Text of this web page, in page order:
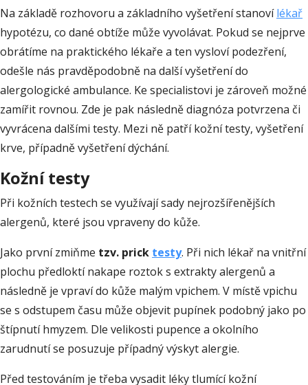
Na základě rozhovoru a základního vyšetření stanovílékař
hypotézu, co dané obtíže může vyvolávat. Pokud se nejprve
obrátíme na praktického lékaře a ten vysloví podezření,
odešle nás pravděpodobně na další vyšetření do
alergologické ambulance. Ke specialistovi je zároveň možné
zamířit rovnou. Zde je pak následně diagnóza potvrzena či
vyvrácena dalšími testy. Mezi ně patří kožní testy, vyšetření
krve, případně vyšetření dýchání.
Kožní testy
Při kožních testech se využívají sady nejrozšířenějších
alergenů, které jsou vpraveny do kůže.
Jako první zmiňme tzv. prick testy. Při nich lékař na vnitřní
plochu předloktí nakape roztok s extrakty alergenů a
následně je vpraví do kůže malým vpichem. V místě vpichu
se s odstupem času může objevit pupínek podobný jako po
štípnutí hmyzem. Dle velikosti pupence a okolního
zarudnutí se posuzuje případný výskyt alergie.
Před testováním je třeba vysadit léky tlumící kožní